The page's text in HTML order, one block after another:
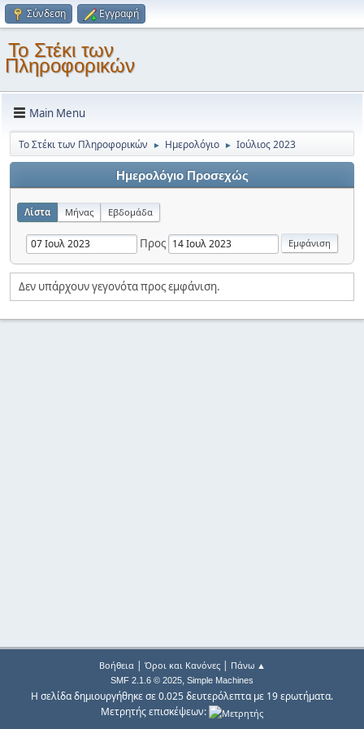
Σύνδεση Εγγραφή
Το Στέκι των
Πληροφορικών
Main Menu
Το Στέκι των Πληροφορικών ► Ημερολόγιο ► Ιούλιος 2023
Ημερολόγιο Προσεχώς
Λίστα Μήνας Εβδομάδα
Προς
Δεν υπάρχουν γεγονότα προς εμφάνιση.
Βοήθεια| Όροι και Κανόνες| Πάνω ▲
SMF 2.1.6 © 2025, Simple Machines
Η σελίδα δημιουργήθηκε σε 0.025 δευτερόλεπτα με 19 ερωτήματα.
Μετρητής επισκέψεων: